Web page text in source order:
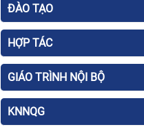
ĐÀO TẠO
HỢP TÁC
GIÁO TRÌNH NỘI BỘ
KNNQG